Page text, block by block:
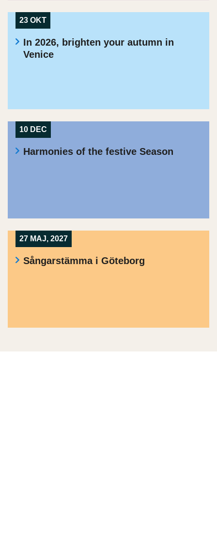
23 OKT
In 2026, brighten your autumn in
Venice
10 DEC
Harmonies of the festive Season
27 MAJ, 2027
Sångarstämma i Göteborg